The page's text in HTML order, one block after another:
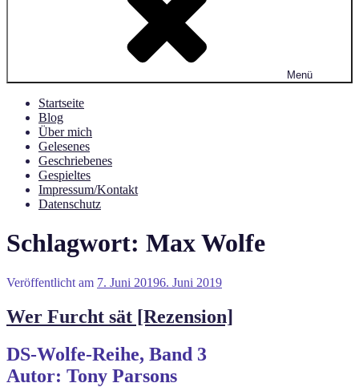
Menü
Startseite
Blog
Über mich
Gelesenes
Geschriebenes
Gespieltes
Impressum/Kontakt
Datenschutz
Schlagwort: Max Wolfe
Veröffentlicht am 7. Juni 20196. Juni 2019
Wer Furcht sät [Rezension]
DS-Wolfe-Reihe, Band 3
Autor: Tony Parsons